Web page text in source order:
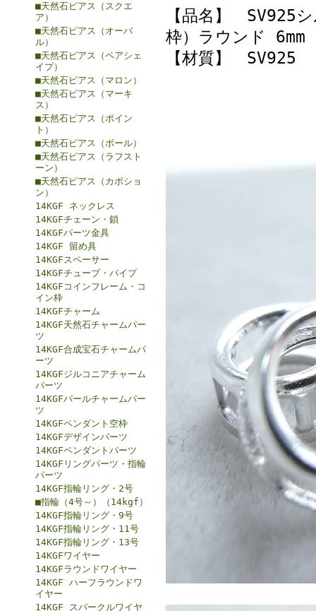
■天然石ピアス（スクエ
ア）
■天然石ピアス（オーバ
ル）
■天然石ピアス（ペアシェ
イプ）
■天然石ピアス（マロン）
■天然石ピアス（マーキ
ス）
■天然石ピアス（ポイン
ト）
■天然石ピアス（ボール）
■天然石ピアス（ラフスト
ーン）
■天然石ピアス（カボショ
ン）
14KGF ネックレス
14KGFチェーン・鎖
14KGFパーツ金具
14KGF 留め具
14KGFスペーサー
14KGFチューブ・パイプ
14KGFコインフレーム・コ
イン枠
14KGFチャーム
14KGF天然石チャームパー
ツ
14KGF合成宝石チャームパ
ーツ
14KGFジルコニアチャーム
パーツ
14KGFパールチャームパー
ツ
14KGFペンダント空枠
14KGFデザインパーツ
14KGFペンダントパーツ
14KGFリングパーツ・指輪
パーツ
14KGF指輪リング・2号
■指輪（4号～）（14kgf）
14KGF指輪リング・9号
14KGF指輪リング・11号
14KGF指輪リング・13号
14KGFワイヤー
14KGFラウンドワイヤー
14KGF ハーフラウンドワ
イヤー
14KGF スパークルワイヤ
【品名】 SV925
枠）ラウンド 6mm
【材質】 SV925